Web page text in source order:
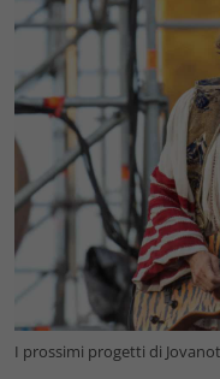
I prossimi progetti di